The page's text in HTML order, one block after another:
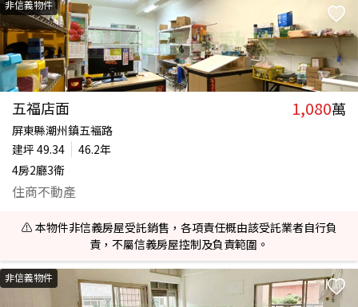
非信義物件
五福店面 1,080萬
屏東縣潮州鎮五褔路
建坪 49.34
46.2年
4房2廳3衛
住商不動產
⚠️ 本物件非信義房屋受託銷售，各項責任概由該受託業者自行負
責，不屬信義房屋控制及負責範圍。
非信義物件